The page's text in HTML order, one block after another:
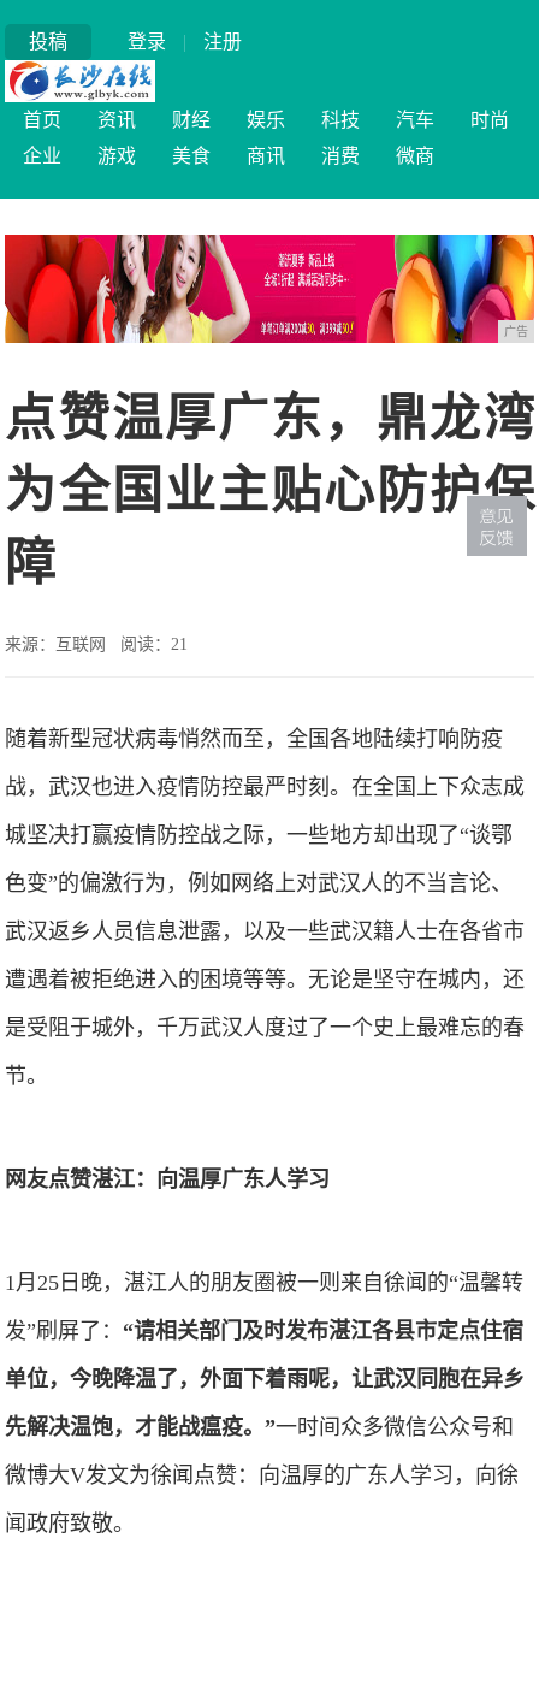
投稿 登录 | 注册
首页 资讯 财经 娱乐 科技 汽车
时尚
企业
游戏 美食 商讯 消费 微商
广告
点赞温厚广东，鼎龙湾
为全国业主贴心防护保
障
来源：互联网 阅读：21
随着新型冠状病毒悄然而至，全国各地陆续打响防疫
战，武汉也进入疫情防控最严时刻。在全国上下众志成
城坚决打赢疫情防控战之际，一些地方却出现了“谈鄂
色变”的偏激行为，例如网络上对武汉人的不当言论、
武汉返乡人员信息泄露，以及一些武汉籍人士在各省市
遭遇着被拒绝进入的困境等等。无论是坚守在城内，还
是受阻于城外，千万武汉人度过了一个史上最难忘的春
节。
网友点赞湛江：向温厚广东人学习
1月25日晚，湛江人的朋友圈被一则来自徐闻的“温馨转
发”刷屏了： “请相关部门及时发布湛江各县市定点住宿
单位，今晚降温了，外面下着雨呢，让武汉同胞在异乡
先解决温饱，才能战瘟疫。”一时间众多微信公众号和
微博大V发文为徐闻点赞：向温厚的广东人学习，向徐
闻政府致敬。